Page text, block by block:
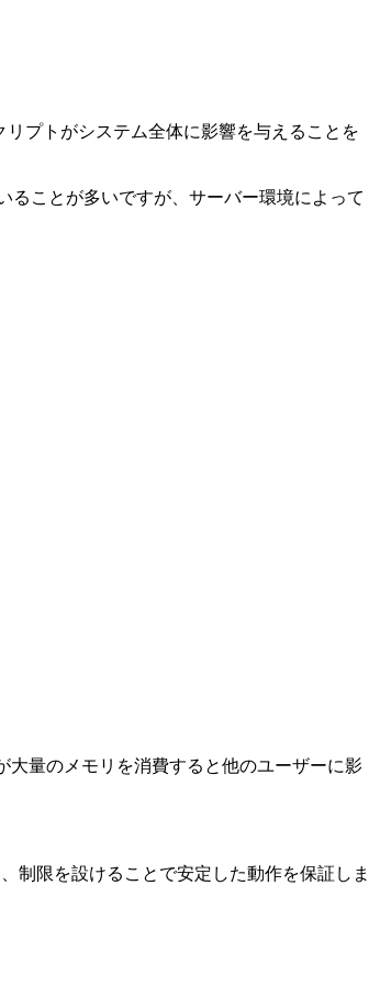
プトがシステム全体に影響を与えることを
ことが多いですが、サーバー環境によって
量のメモリを消費すると他のユーザーに影
制限を設けることで安定した動作を保証しま